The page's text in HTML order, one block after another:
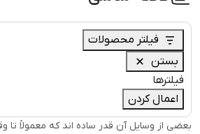
فیلتر محصولات
بستن
فیلترها
اعمال کردن
بعضی از وسایل آن‌ قدر ساده‌ اند که معمولاً تا